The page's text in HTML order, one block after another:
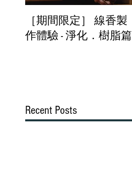
［期間限定］ 線香製
作體驗 - 淨化．樹脂篇​
Recent Posts